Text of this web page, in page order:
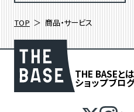
TOP 商品・サービス
THE BASEとは
ショップブロ